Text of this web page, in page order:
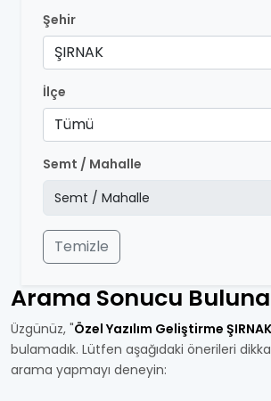
Şehir
ŞIRNAK
İlçe
Tümü
Semt / Mahalle
Temizle
Arama Sonucu
Üzgünüz, "Özel Yazılım Geliştirme ŞIRNAK
bulamadık. Lütfen aşağıdaki önerileri
arama yapmayı deneyin: